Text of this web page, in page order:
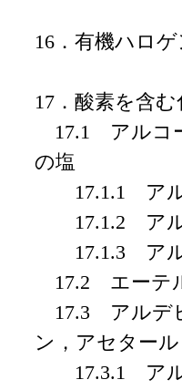
16．有機ハロ
17．酸素を含
17.1 アルコ
の塩
17.1.1 アル
17.1.2 アル
17.1.3 アル
17.2 エーテ
17.3 アルデ
ン，アセタール
17.3.1 アル